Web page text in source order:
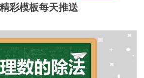
彩模板每天推送